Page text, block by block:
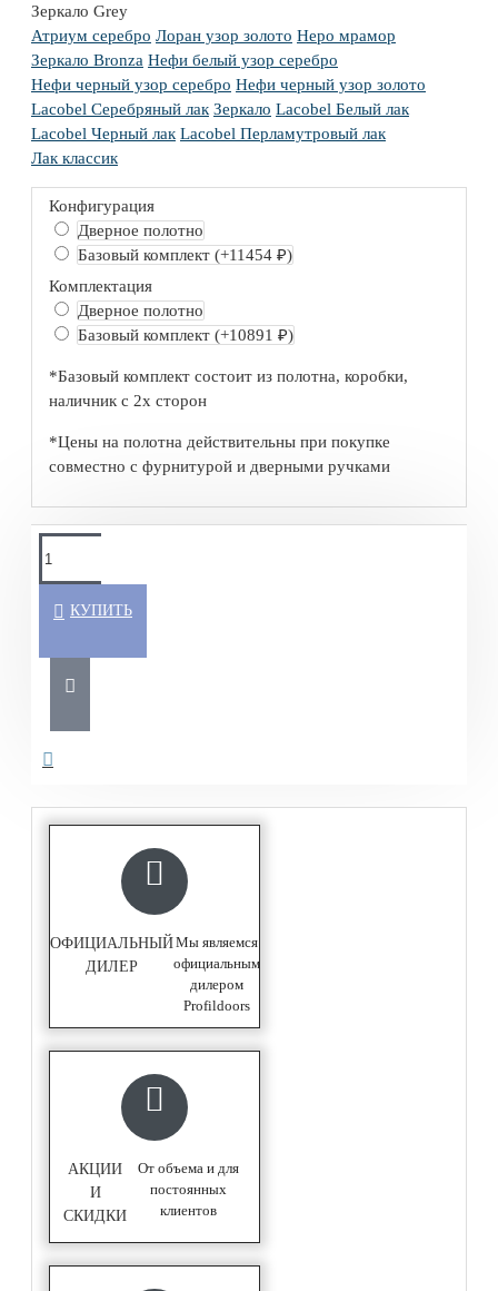
Зеркало Grey
Атриум серебро Лоран узор золото Неро мрамор
Зеркало Bronza Нефи белый узор серебро
Нефи черный узор серебро Нефи черный узор золото
Lacobel Серебряный лак Зеркало Lacobel Белый лак
Lacobel Черный лак Lacobel Перламутровый лак
Лак классик
Конфигурация
Дверное полотно
Базовый комплект (+11454 ₽)
Комплектация
Дверное полотно
Базовый комплект (+10891 ₽)
*Базовый комплект состоит из полотна, коробки,
наличник с 2х сторон
*Цены на полотна действительны при покупке
совместно с фурнитурой и дверными ручками
КУПИТЬ
ОФИЦИАЛЬНЫЙ
ДИЛЕР
Мы являемся
официальным
дилером
Profildoors
АКЦИИ
И
СКИДКИ
От объема и для
постоянных
клиентов